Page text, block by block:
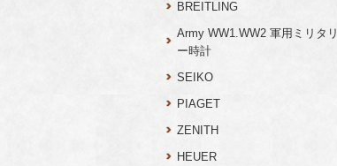
BREITLING
Army WW1.WW2 軍用ミリタリ
ー時計
SEIKO
PIAGET
ZENITH
HEUER